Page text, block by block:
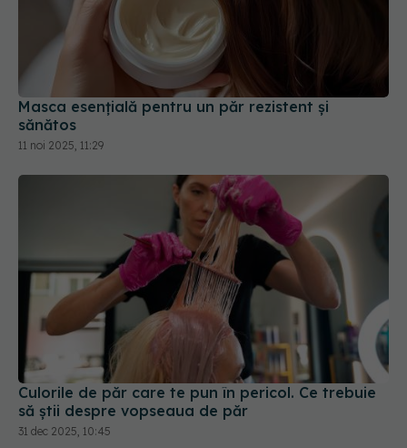
Masca esențială pentru un păr rezistent și
sănătos
11 noi 2025, 11:29
Culorile de păr care te pun în pericol. Ce trebuie
să știi despre vopseaua de păr
31 dec 2025, 10:45